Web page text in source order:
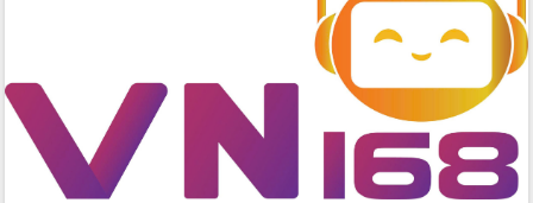
Tập huấn nâng cao năng lực triển khai
chuyển đổi số cho cán bộ, công chức
cấp xã
Đắk Lắk phát động hưởng ứng Ngày
Quyền của người tiêu dùng Việt Nam